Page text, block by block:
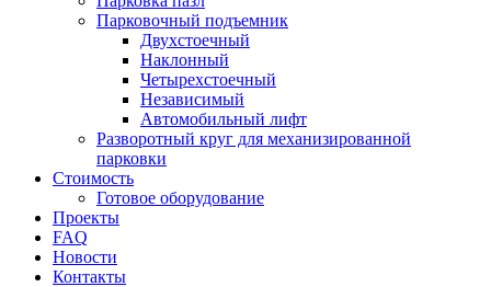
Парковочный подъемник
Двухстоечный
Наклонный
Четырехстоечный
Независимый
Автомобильный лифт
Разворотный круг для механизированной
парковки
Стоимость
Готовое оборудование
Проекты
FAQ
Новости
Контакты